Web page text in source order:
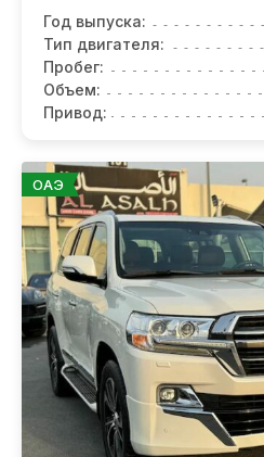
Год выпуска:
Тип двигателя:
Пробег:
Объем:
Привод:
ОАЭ